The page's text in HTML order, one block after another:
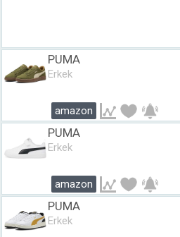
PUMA
Erkek
amazon
PUMA
Erkek
amazon
PUMA
Erkek